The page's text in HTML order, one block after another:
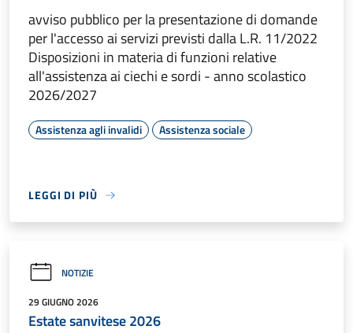
avviso pubblico per la presentazione di domande
per l'accesso ai servizi previsti dalla L.R. 11/2022
Disposizioni in materia di funzioni relative
all'assistenza ai ciechi e sordi - anno scolastico
2026/2027
Assistenza agli invalidi Assistenza sociale
LEGGI DI PIÙ
NOTIZIE
29 GIUGNO 2026
Estate sanvitese 2026